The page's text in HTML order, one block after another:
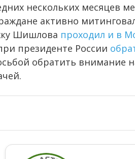
нескольких месяцев
активно
Шишлова проходил и в
президенте России
обратить внимание